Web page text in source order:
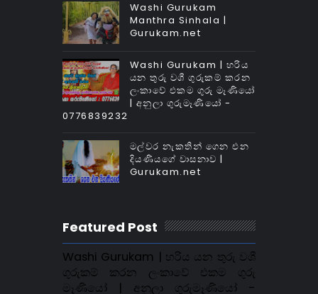
Washi Gurukam
Manthra Sinhala |
Gurukam.net
Washi Gurukam | හරිය
යන තුරු වශී ගුරුකම් කරන
ලංකාවේ එකම ගුරු මෑණියෝ
| අනුලා ගුරුමෑණියෝ -
0776839232
මල්වර නැකතින් ගෙන එන
දියණියගේ වාසනාව |
Gurukam.net
Featured Post
Washi Gurukam | හරිය යන තුරු වශී
ගුරුකම් කරන ලංකාවේ එකම ගුරු
මෑණියෝ | අනුලා ගුරුමෑණියෝ -